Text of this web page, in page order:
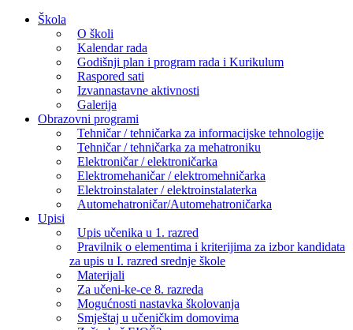
Skip
Škola
O školi
Kalendar rada
Godišnji plan i program rada i Kurikulum
Raspored sati
Izvannastavne aktivnosti
Galerija
Obrazovni programi
Tehničar / tehničarka za informacijske tehnologije
Tehničar / tehničarka za mehatroniku
Elektroničar / elektroničarka
Elektromehaničar / elektromehničarka
Elektroinstalater / elektroinstalaterka
Automehatroničar/Automehatroničarka
Upisi
Upis učenika u 1. razred
Pravilnik o elementima i kriterijima za izbor kandidata
za upis u I. razred srednje škole
Materijali
Za učeni-ke-ce 8. razreda
Mogućnosti nastavka školovanja
Smještaj u učeničkim domovima